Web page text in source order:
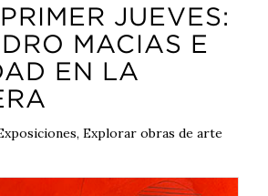
JUEVES:
MACIAS E
EN LA
, Explorar obras de arte